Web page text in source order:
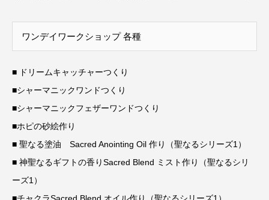
ワンデイワークショップ 各種
■ ドリームキャッチャーつくり
■シャーマニックワンドつくり
■シャーマニックフェザーワンドつくり
■ホピの砂絵作り
■ 聖なる塗油 Sacred Anointing Oil 作り（聖なるシリーズ1）
■ 神聖なるギフトの香りSacred Blend ミスト作り（聖なるシリ
ーズ1）
■チャクラSacred Blend オイル作り（聖なるシリーズ1）